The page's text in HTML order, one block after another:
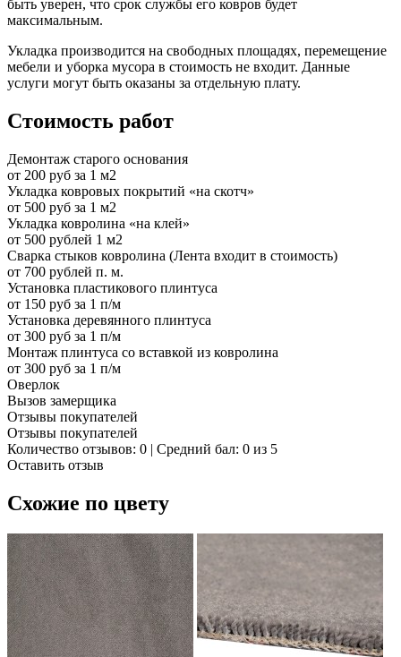
быть уверен, что срок службы его ковров будет
максимальным.
Укладка производится на свободных площадях, перемещение
мебели и уборка мусора в стоимость не входит. Данные
услуги могут быть оказаны за отдельную плату.
Стоимость работ
Демонтаж старого основания
от 200 руб за 1 м2
Укладка ковровых покрытий «на скотч»
от 500 руб за 1 м2
Укладка ковролина «на клей»
от 500 рублей 1 м2
Сварка стыков ковролина (Лента входит в стоимость)
от 700 рублей п. м.
Установка пластикового плинтуса
от 150 руб за 1 п/м
Установка деревянного плинтуса
от 300 руб за 1 п/м
Монтаж плинтуса со вставкой из ковролина
от 300 руб за 1 п/м
Оверлок
Вызов замерщика
Отзывы покупателей
Отзывы покупателей
Количество отзывов: 0 | Средний бал: 0 из 5
Оставить отзыв
Схожие по цвету